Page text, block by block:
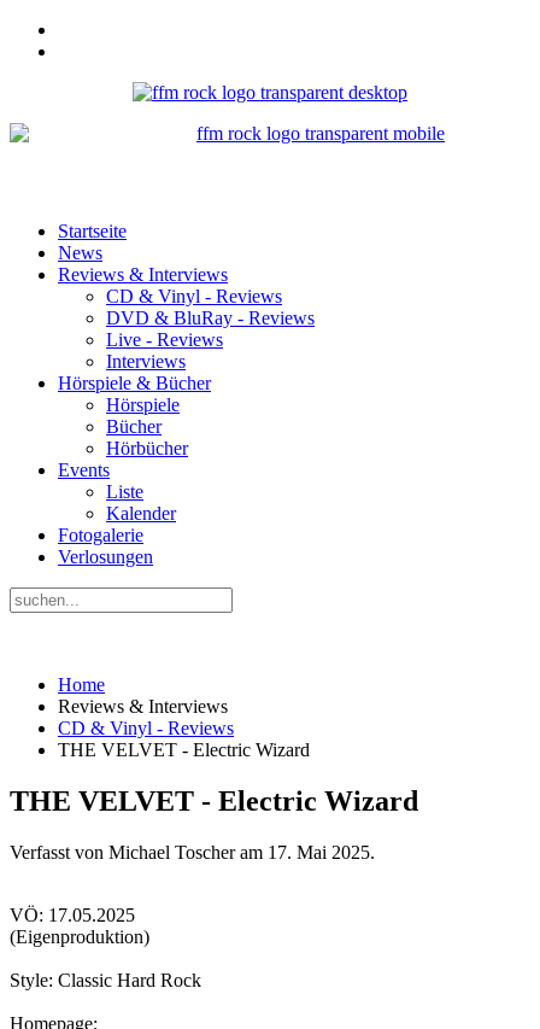
Startseite
News
Reviews & Interviews
CD & Vinyl - Reviews
DVD & BluRay - Reviews
Live - Reviews
Interviews
Hörspiele & Bücher
Hörspiele
Bücher
Hörbücher
Events
Liste
Kalender
Fotogalerie
Verlosungen
Home
Reviews & Interviews
CD & Vinyl - Reviews
THE VELVET - Electric Wizard
THE VELVET - Electric Wizard
Verfasst von Michael Toscher am 17. Mai 2025.
VÖ: 17.05.2025
(Eigenproduktion)
Style: Classic Hard Rock
Homepage: